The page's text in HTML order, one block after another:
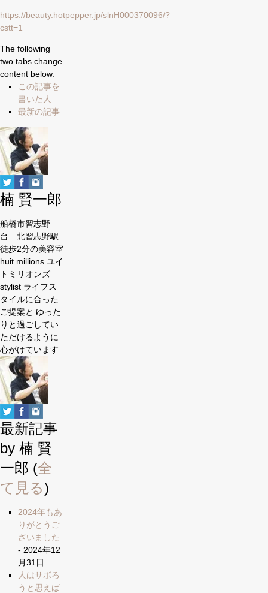
https://beauty.hotpepper.jp/slnH000370096/?
cstt=1
The following
two tabs change
content below.
この記事を
書いた人
最新の記事
楠 賢一郎
船橋市習志野
台 北習志野駅
徒歩2分の美容室
huit millions ユイ
トミリオンズ
stylist ライフス
タイルに合った
ご提案と ゆった
りと過ごしてい
ただけるように
心がけています
最新記事
by 楠 賢
一郎 (全
て見る)
2024年もあ
りがとうご
ざいました
- 2024年12
月31日
人はサボろ
うと思えば